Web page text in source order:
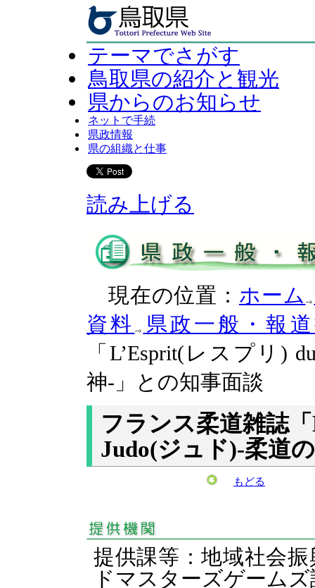
テーマでさがす
鳥取県の紹介と観光
県からのお知らせ
ネットで手続
県政情報
県の組織と仕事
読み上げる
現在の位置： ホーム
資料
県政一般・報
「L’Esprit(レスプリ)
神-」との知事面談
フランス柔道雑誌
Judo(ジュド)-柔道
もどる
提供課等：地域社会
ドマスターズゲー